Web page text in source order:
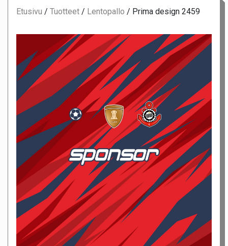
Etusivu / Tuotteet / Lentopallo / Prima design 2459